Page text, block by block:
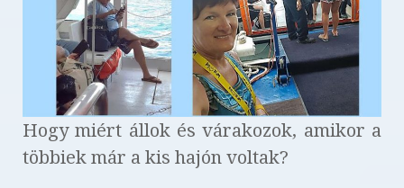
Hogy miért állok és várakozok, amikor a
többiek már a kis hajón voltak?